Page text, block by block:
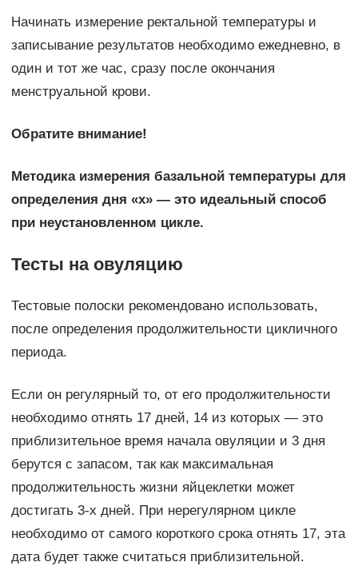
Начинать измерение ректальной температуры и
записывание результатов необходимо ежедневно, в
один и тот же час, сразу после окончания
менструальной крови.
Обратите внимание!
Методика измерения базальной температуры для
определения дня «x» — это идеальный способ
при неустановленном цикле.
Тесты на овуляцию
Тестовые полоски рекомендовано использовать,
после определения продолжительности цикличного
периода.
Если он регулярный то, от его продолжительности
необходимо отнять 17 дней, 14 из которых — это
приблизительное время начала овуляции и 3 дня
берутся с запасом, так как максимальная
продолжительность жизни яйцеклетки может
достигать 3-х дней. При нерегулярном цикле
необходимо от самого короткого срока отнять 17, эта
дата будет также считаться приблизительной.